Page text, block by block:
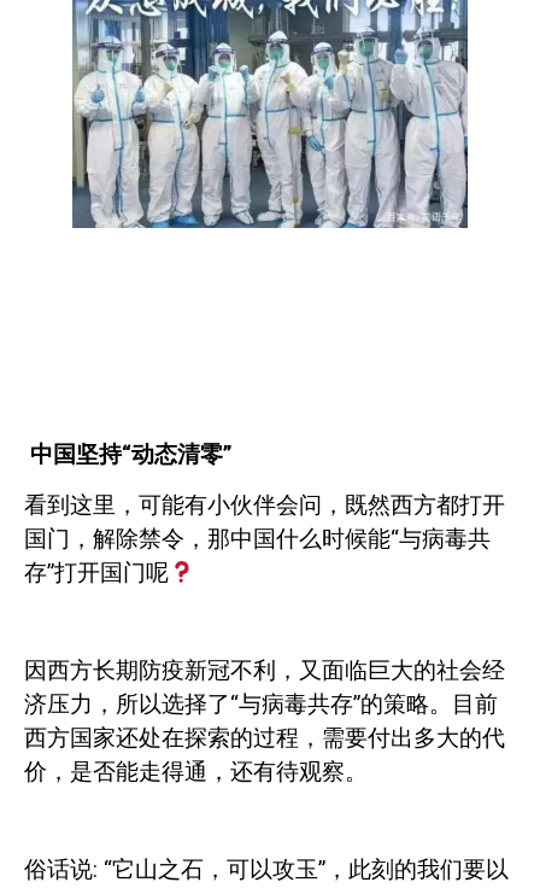
中国坚持“动态清零”
看到这里，可能有小伙伴会问，既然西方都打开
国门，解除禁令，那中国什么时候能“与病毒共
存”打开国门呢
因西方长期防疫新冠不利，又面临巨大的社会经
济压力，所以选择了“与病毒共存”的策略。目前
西方国家还处在探索的过程，需要付出多大的代
价，是否能走得通，还有待观察。
俗话说: “它山之石，可以攻玉”，此刻的我们要以